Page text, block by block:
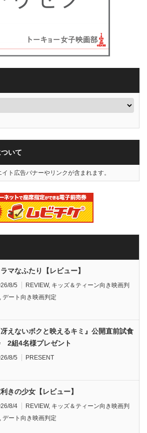
いて
ト広告バナーやリンクが含まれます。
ラマなふたり【レビュー】
8/5 REVIEW, キッズ＆ティーン向き映画判
, デート向き映画判定
冴えないボクと映えるキミ』公開直前試食
2組4名様プレゼント
8/5 PRESENT
きの少女【レビュー】
8/4 REVIEW, キッズ＆ティーン向き映画判
, デート向き映画判定